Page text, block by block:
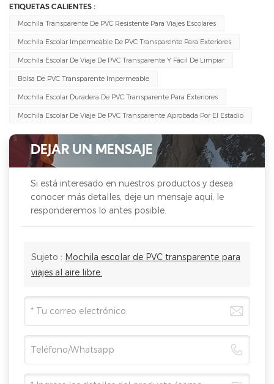
ETIQUETAS CALIENTES :
Mochila Transparente De PVC Resistente Para Viajes Escolares
Mochila Escolar Impermeable De PVC Transparente Para Exteriores
Mochila Escolar De Viaje De PVC Transparente Y Fácil De Limpiar
Bolsa De PVC Transparente Impermeable
Mochila Escolar Duradera De PVC Transparente Para Exteriores
Mochila Escolar De Viaje De PVC Transparente Aprobada Por El Estadio
DEJAR UN MENSAJE
Si está interesado en nuestros productos y desea
conocer más detalles, deje un mensaje aquí, le
responderemos lo antes posible.
Sujeto : Mochila escolar de PVC transparente para
viajes al aire libre.